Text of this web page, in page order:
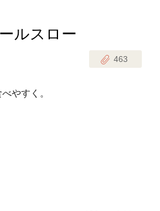
ルスロー
463
やすく。
ときめき時間
1歳半からの幼児食
肉魚菜菜セット